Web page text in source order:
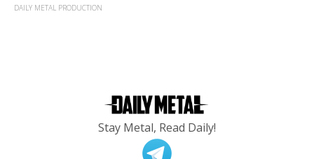
DAILY METAL PRODUCTION
Stay Metal, Read Daily!